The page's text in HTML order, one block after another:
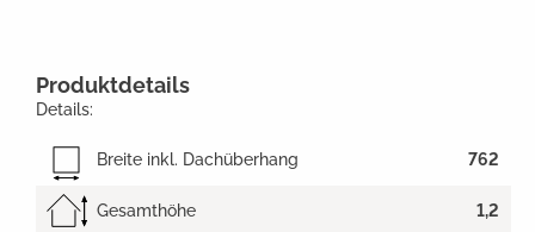
Produktdetails
Details:
Breite inkl. Dachüberhang 762
Gesamthöhe 1,2